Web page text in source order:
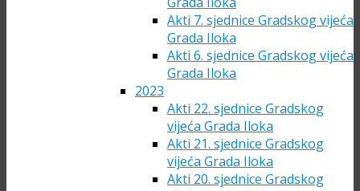
Akti 7. sjednice Gradskog vijeća
Grada Iloka
Akti 6. sjednice Gradskog vijeća
Grada Iloka
2023
Akti 22. sjednice Gradskog
vijeća Grada Iloka
Akti 21. sjednice Gradskog
vijeća Grada Iloka
Akti 20. sjednice Gradskog